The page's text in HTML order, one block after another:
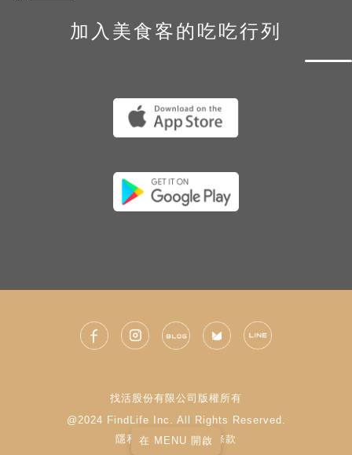
在 MENU 開啟
加入美食客的吃吃行列
找活股份有限公司版權所有
@2024 FindLife Inc. All Rights Reserved.
隱私權政策
| 使用條款